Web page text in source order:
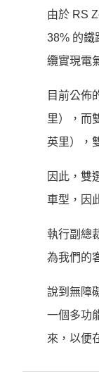
由於 RS
38% 的鐵
纜實現電
目前公佈
里），而
英里），
因此，雙
車型，因
執行副總
為我們的
說到無障
一個多功
來，以便